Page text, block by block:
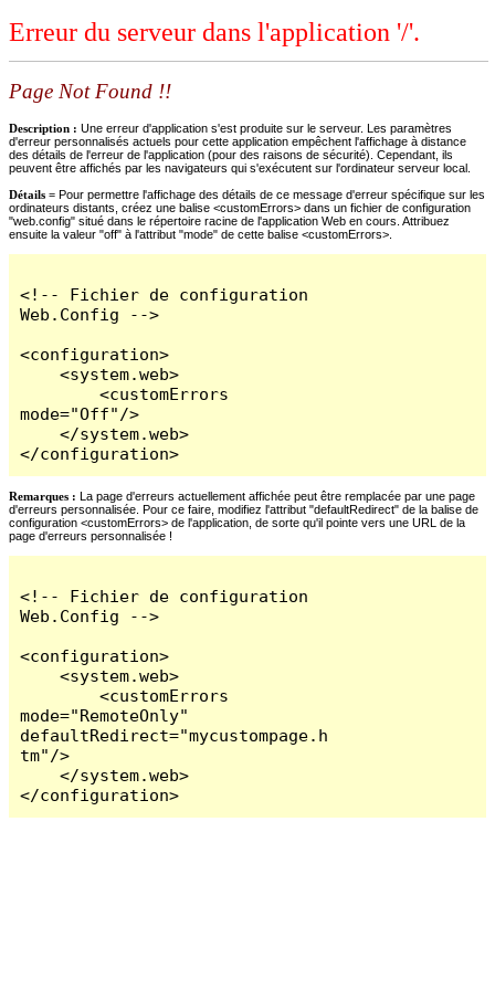
Erreur du serveur dans l'application '/'.
Page Not Found !!
Description : Une erreur d'application s'est produite sur le serveur. Les paramètres
d'erreur personnalisés actuels pour cette application empêchent l'affichage à distance
des détails de l'erreur de l'application (pour des raisons de sécurité). Cependant, ils
peuvent être affichés par les navigateurs qui s'exécutent sur l'ordinateur serveur local.
Détails = Pour permettre l'affichage des détails de ce message d'erreur spécifique sur les
ordinateurs distants, créez une balise <customErrors> dans un fichier de configuration
"web.config" situé dans le répertoire racine de l'application Web en cours. Attribuez
ensuite la valeur "off" à l'attribut "mode" de cette balise <customErrors>.
<!-- Fichier de configuration
Web.Config -->
<configuration>
    <system.web>
        <customErrors
mode="Off"/>
    </system.web>
</configuration>
Remarques : La page d'erreurs actuellement affichée peut être remplacée par une page
d'erreurs personnalisée. Pour ce faire, modifiez l'attribut "defaultRedirect" de la balise de
configuration <customErrors> de l'application, de sorte qu'il pointe vers une URL de la
page d'erreurs personnalisée !
<!-- Fichier de configuration
Web.Config -->
<configuration>
    <system.web>
        <customErrors
mode="RemoteOnly"
defaultRedirect="mycustompage.h
tm"/>
    </system.web>
</configuration>